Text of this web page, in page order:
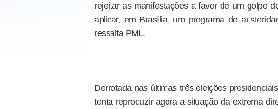
rejeitar as manifestações a favor de um golpe
aplicar, em Brasília, um programa de
ressalta PML.
Derrotada nas últimas três eleições
tenta reproduzir agora a situação da extrema